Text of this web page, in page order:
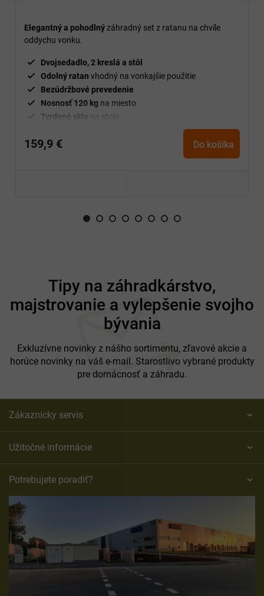
Elegantný a pohodlnýzáhradný set z ratanu na chvíle
oddychu vonku.
Dvojsedadlo, 2 kreslá a stôl
Odolný ratan vhodný na vonkajšie použitie
Bezúdržbové prevedenie
Nosnosť 120 kg na miesto
Tvrdené sklo na stole
159,9 € Do košíka
Tipy na záhradkárstvo,
majstrovanie a vylepšenie svojho
bývania
Exkluzívne novinky z nášho sortimentu, zľavové akcie a
horúce novinky na váš e-mail. Starostlivo vybrané produkty
pre domácnosť a záhradu.
Zákaznícky servis
Užitočné informácie
Potrebujete poradiť?